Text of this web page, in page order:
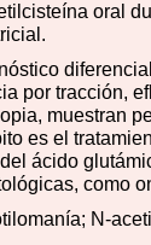
oral
por tracción,
muestran
es el
ácido
como
N-